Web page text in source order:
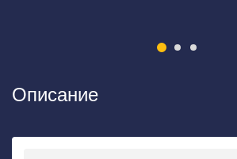
Описание